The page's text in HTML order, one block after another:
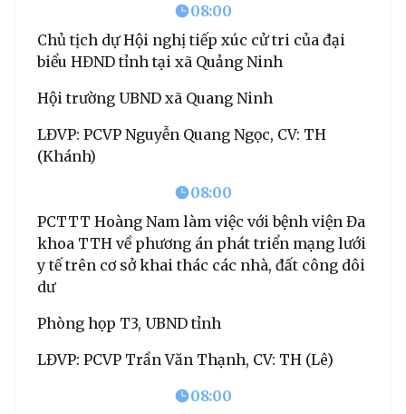
08:00
Chủ tịch dự Hội nghị tiếp xúc cử tri của đại
biểu HĐND tỉnh tại xã Quảng Ninh
Hội trường UBND xã Quang Ninh
LĐVP: PCVP Nguyễn Quang Ngọc, CV: TH
(Khánh)
08:00
PCTTT Hoàng Nam làm việc với bệnh viện Đa
khoa TTH về phương án phát triển mạng lưới
y tế trên cơ sở khai thác các nhà, đất công dôi
dư
Phòng họp T3, UBND tỉnh
LĐVP: PCVP Trần Văn Thạnh, CV: TH (Lê)
08:00